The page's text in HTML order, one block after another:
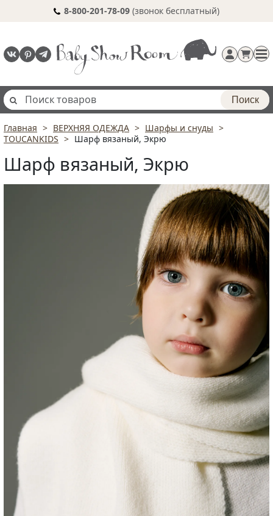
8-800-201-78-09 (звонок бесплатный)
Поиск
Главная ВЕРХНЯЯ ОДЕЖДА
Шарфы и снуды
TOUCANKIDS
Шарф вязаный, Экрю
Шарф вязаный, Экрю